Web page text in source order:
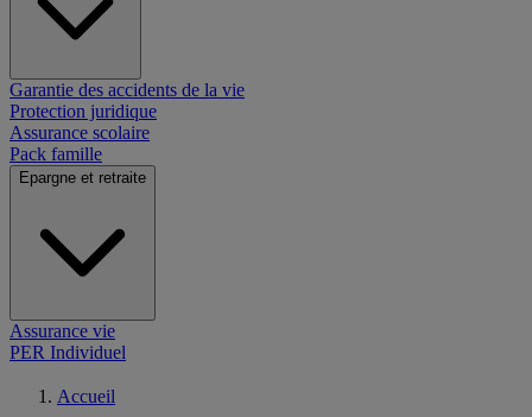
Garantie des accidents de la vie
Protection juridique
Assurance scolaire
Pack famille
Epargne et retraite
Assurance vie
PER Individuel
Accueil